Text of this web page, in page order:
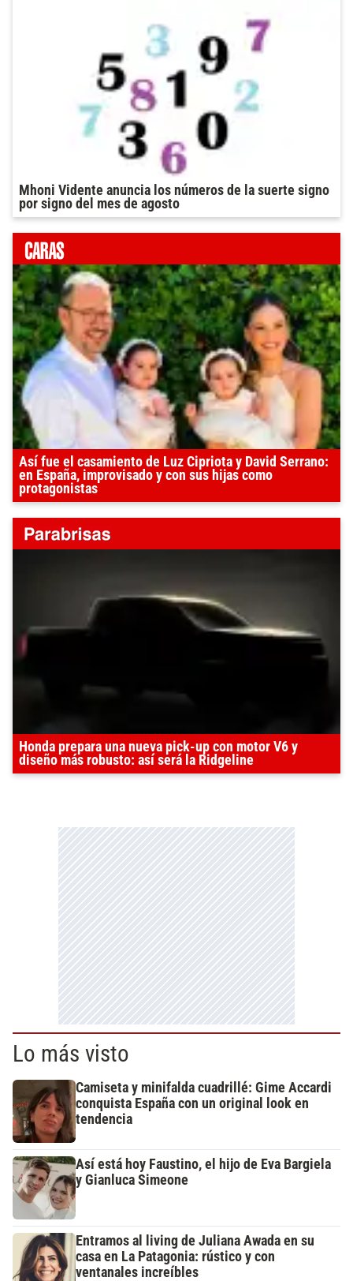
Mhoni Vidente anuncia los números de la suerte signo
por signo del mes de agosto
Así fue el casamiento de Luz Cipriota y David Serrano:
en España, improvisado y con sus hijas como
protagonistas
Honda prepara una nueva pick-up con motor V6 y
diseño más robusto: así será la Ridgeline
Lo más visto
Camiseta y minifalda cuadrillé: Gime Accardi
conquista España con un original look en
tendencia
Así está hoy Faustino, el hijo de Eva Bargiela
y Gianluca Simeone
Entramos al living de Juliana Awada en su
casa en La Patagonia: rústico y con
ventanales increíbles